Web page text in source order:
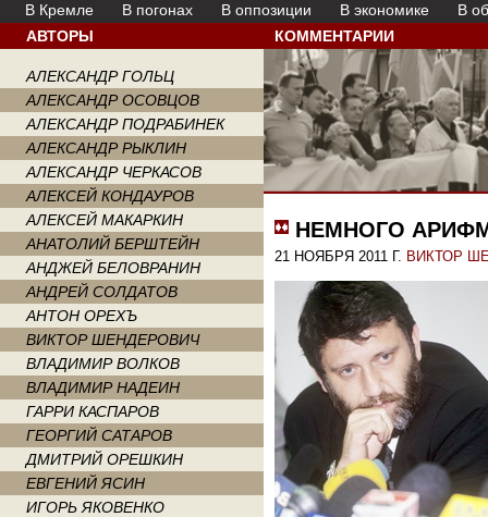
В Кремле
В погонах В оппозиции В экономике
В
АВТОРЫ
АЛЕКСАНДР ГОЛЬЦ
АЛЕКСАНДР ОСОВЦОВ
АЛЕКСАНДР ПОДРАБИНЕК
АЛЕКСАНДР РЫКЛИН
АЛЕКСАНДР ЧЕРКАСОВ
АЛЕКСЕЙ КОНДАУРОВ
АЛЕКСЕЙ МАКАРКИН
АНАТОЛИЙ БЕРШТЕЙН
АНДЖЕЙ БЕЛОВРАНИН
АНДРЕЙ СОЛДАТОВ
АНТОН ОРЕХЪ
ВИКТОР ШЕНДЕРОВИЧ
ВЛАДИМИР ВОЛКОВ
ВЛАДИМИР НАДЕИН
ГАРРИ КАСПАРОВ
ГЕОРГИЙ САТАРОВ
ДМИТРИЙ ОРЕШКИН
ЕВГЕНИЙ ЯСИН
ИГОРЬ ЯКОВЕНКО
КОММЕНТАРИИ
НЕМНОГО
21 НОЯБРЯ 2011 Г. ВИКТОР